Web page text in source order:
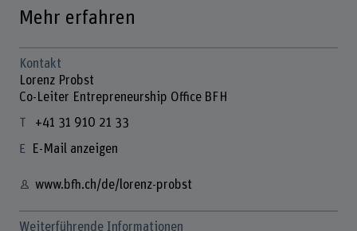
Mehr erfahren
Kontakt
Lorenz Probst
Co-Leiter Entrepreneurship Office BFH
+41 31 910 21 33
E-Mail anzeigen
www.bfh.ch/de/lorenz-probst
Weiterführende Informationen